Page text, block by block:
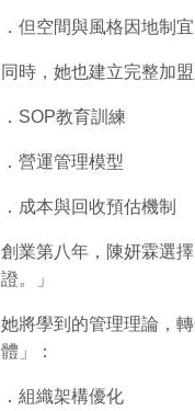
．但空間與風格因地制宜
同時，她也建立完整加
．SOP教育訓練
．營運管理模型
．成本與回收預估機制
創業第八年，陳妍霖選
證。」
她將學到的管理理論，
體」：
．組織架構優化